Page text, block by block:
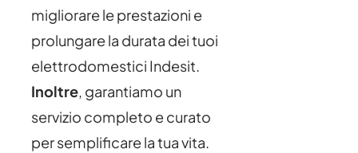
migliorare le prestazioni e
prolungare la durata dei tuoi
elettrodomestici Indesit.
Inoltre, garantiamo un
servizio completo e curato
per semplificare la tua vita.